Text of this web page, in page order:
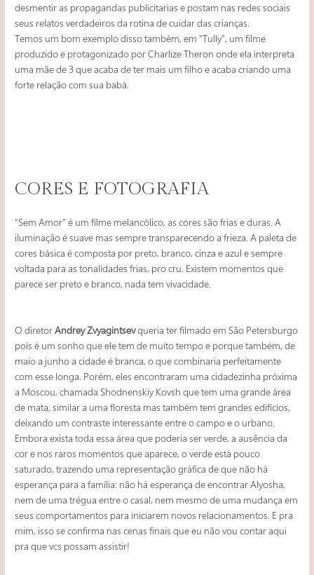
desmentir as propagandas publicitarias e postam nas redes sociais
seus relatos verdadeiros da rotina de cuidar das crianças.
Temos um bom exemplo disso também, em “Tully”, um filme
produzido e protagonizado por Charlize Theron onde ela interpreta
uma mãe de 3 que acaba de ter mais um filho e acaba criando uma
forte relação com sua babá.
CORES E FOTOGRAFIA
“Sem Amor” é um filme melancólico, as cores são frias e duras. A
iluminação é suave mas sempre transparecendo a frieza. A paleta de
cores básica é composta por preto, branco, cinza e azul e sempre
voltada para as tonalidades frias, pro cru. Existem momentos que
parece ser preto e branco, nada tem vivacidade.
O diretorAndrey Zvyagintsevqueria ter filmado em São Petersburgo
pois é um sonho que ele tem de muito tempo e porque também, de
maio a junho a cidade é branca, o que combinaria perfeitamente
com esse longa. Porém, eles encontraram uma cidadezinha próxima
a Moscou, chamada Shodnenskiy Kovsh que tem uma grande área
de mata, similar a uma floresta mas também tem grandes edifícios,
deixando um contraste interessante entre o campo e o urbano.
Embora exista toda essa área que poderia ser verde, a ausência da
cor e nos raros momentos que aparece, o verde está pouco
saturado, trazendo uma representação gráfica de que não há
esperança para a família: não há esperança de encontrar Alyosha,
nem de uma trégua entre o casal, nem mesmo de uma mudança em
seus comportamentos para iniciarem novos relacionamentos. E pra
mim, isso se confirma nas cenas finais que eu não vou contar aqui
pra que vcs possam assistir!